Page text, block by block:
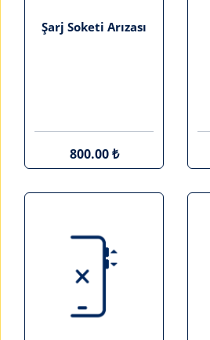
Şarj Soketi Arızası
800.00 ₺